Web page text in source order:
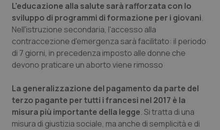
L'educazione alla salute sarà rafforzata con lo
sviluppo di programmi di formazione per i giovani.
Nell'istruzione secondaria, l'accesso alla
contraccezione d'emergenza sarà facilitato: il periodo
di 7 giorni, in precedenza imposto alle donne che
devono praticare un aborto viene rimosso
La generalizzazione del pagamento da parte del
terzo pagante per tutti i francesi nel 2017 è la
misura più importante della legge. Si tratta di una
misura di giustizia sociale, ma anche di semplicità e di